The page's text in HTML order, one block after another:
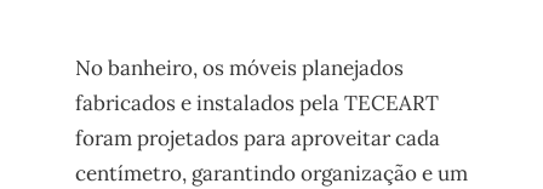
No banheiro, os móveis planejados
fabricados e instalados pela TECEART
foram projetados para aproveitar cada
centímetro, garantindo organização e um